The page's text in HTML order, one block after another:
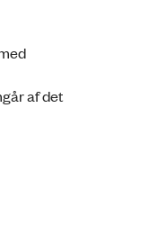
af det